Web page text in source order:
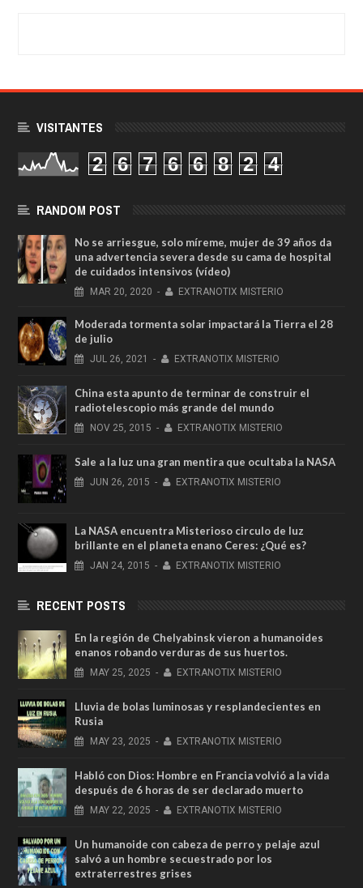
VISITANTES
2 6 7 6 6 8 2 4
RANDOM POST
No se arriesgue, solo míreme, mujer de 39 años da
una advertencia severa desde su cama de hospital
de cuidados intensivos (vídeo)
MAR 20, 2020 - EXTRANOTIX MISTERIO
Moderada tormenta solar impactará la Tierra el 28
de julio
JUL 26, 2021 - EXTRANOTIX MISTERIO
China esta apunto de terminar de construir el
radiotelescopio más grande del mundo
NOV 25, 2015 - EXTRANOTIX MISTERIO
Sale a la luz una gran mentira que ocultaba la NASA
JUN 26, 2015 - EXTRANOTIX MISTERIO
La NASA encuentra Misterioso circulo de luz
brillante en el planeta enano Ceres: ¿Qué es?
JAN 24, 2015 - EXTRANOTIX MISTERIO
RECENT POSTS
En la región de Chelyabinsk vieron a humanoides
enanos robando verduras de sus huertos.
MAY 25, 2025 - EXTRANOTIX MISTERIO
Lluvia de bolas luminosas y resplandecientes en
Rusia
MAY 23, 2025 - EXTRANOTIX MISTERIO
Habló con Dios: Hombre en Francia volvió a la vida
después de 6 horas de ser declarado muerto
MAY 22, 2025 - EXTRANOTIX MISTERIO
Un humanoide con cabeza de perro у pelaje azul
salvó a un hombre secuestrado por los
extraterrestres grises